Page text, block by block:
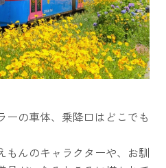
ーの車体、乗降口はどこでも
もんのキャラクターや、お馴